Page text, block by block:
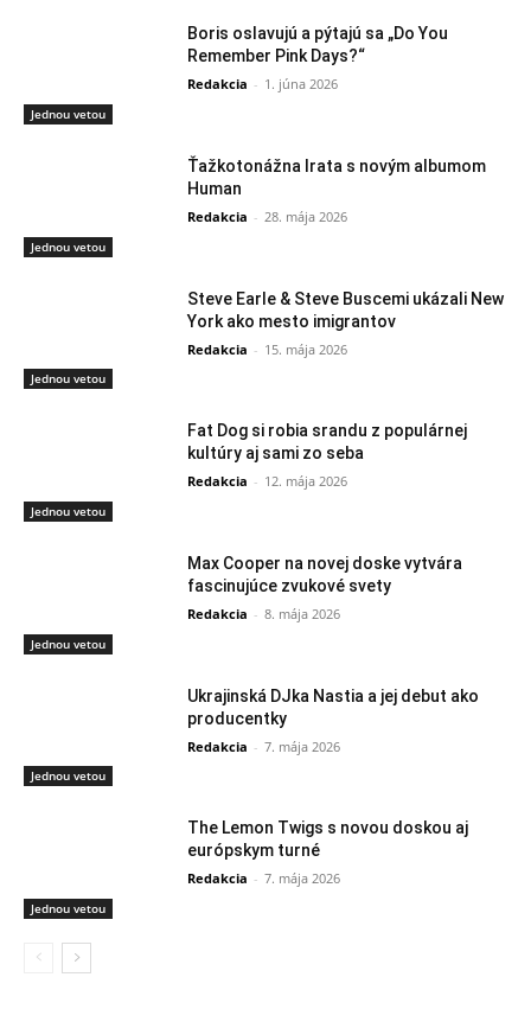
Jednou vetou
Boris oslavujú a pýtajú sa „Do You
Remember Pink Days?“
Redakcia - 1. júna 2026
Jednou vetou
Ťažkotonážna Irata s novým albumom
Human
Redakcia - 28. mája 2026
Jednou vetou
Steve Earle & Steve Buscemi ukázali New
York ako mesto imigrantov
Redakcia - 15. mája 2026
Jednou vetou
Fat Dog si robia srandu z populárnej
kultúry aj sami zo seba
Redakcia - 12. mája 2026
Jednou vetou
Max Cooper na novej doske vytvára
fascinujúce zvukové svety
Redakcia - 8. mája 2026
Jednou vetou
Ukrajinská DJka Nastia a jej debut ako
producentky
Redakcia - 7. mája 2026
Jednou vetou
The Lemon Twigs s novou doskou aj
európskym turné
Redakcia - 7. mája 2026